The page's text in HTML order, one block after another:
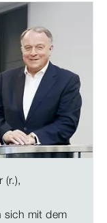
(r.),
sich mit dem